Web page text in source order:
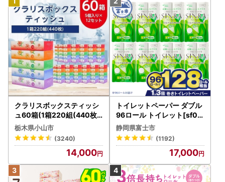
クラリスボックスティッシ
ュ60箱(1箱220組(440枚))
(5個入り×12セット)【配送
不可地域：離島・沖縄県】
【1256759】
栃木県小山市
(3240)
14,000
トイレットペーパー ダブル
96ロール トイレット[sf00
1-012]
静岡県富士市
(1192)
17,000